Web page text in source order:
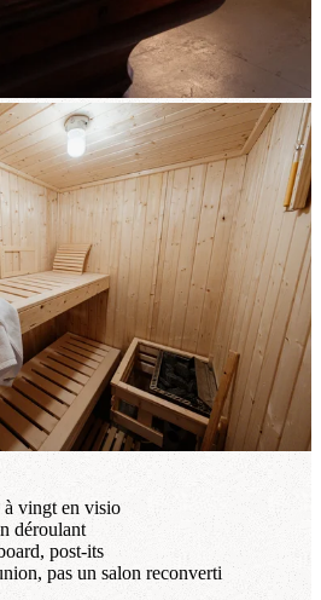
à vingt en visio
déroulant
post-its
pas un salon reconverti